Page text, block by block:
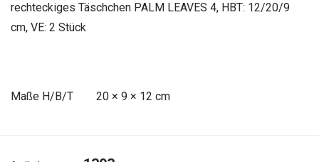
rechteckiges Täschchen PALM LEAVES 4, HBT: 12/20/9
cm, VE: 2 Stück
Maße 20 × 9 × 12 cm